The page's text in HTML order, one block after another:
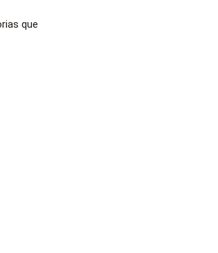
que